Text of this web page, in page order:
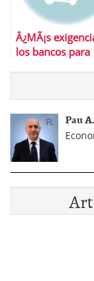
Â¿MÃ¡s
los bancos para
Pau